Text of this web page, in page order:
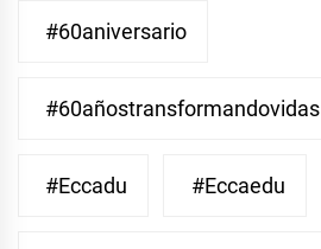
#60aniversario
#60añostransformandovidas
#eccadu #eccaedu